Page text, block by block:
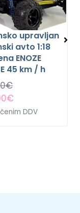
upravljan
avto 1:18
ENOZE
45 km / h
€
€
DDV